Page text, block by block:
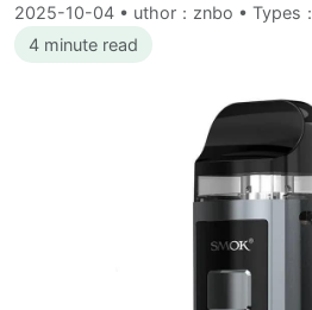
2025-10-04 • uthor：znbo • Types：
4 minute read